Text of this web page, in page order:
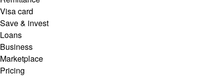
Visa card
Save & invest
Loans
Business
Marketplace
Pricing